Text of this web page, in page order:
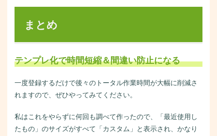
まとめ
テンプレ化で時間短縮＆間違い防止になる
一度登録するだけで後々のトータル作業時間が大幅に削減さ
れますので、ぜひやってみてください。
私はこれをやらずに何回も調べて作ったので、「最近使用し
たもの」のサイズがすべて「カスタム」と表示され、かなり